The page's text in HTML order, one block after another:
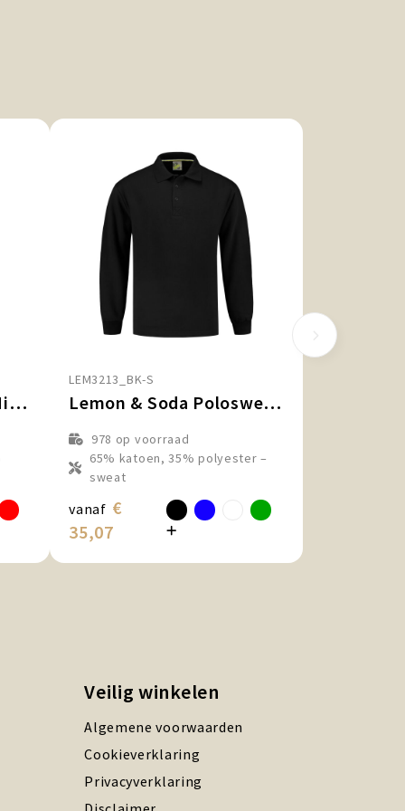
Lemon & Soda Basic Mix Polo
LEM3213_BK-S
Lemon & Soda Polosweater With Open Hem
978 op voorraad
65% katoen, 35% polyester –
sweat
vanaf €
35,07
Veilig winkelen
Algemene voorwaarden
Cookieverklaring
Privacyverklaring